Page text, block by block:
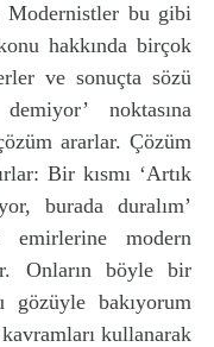
Modernistler bu gibi
hakkında birçok
ve sonuçta sözü
noktasına
ararlar. Çözüm
Bir kısmı ‘Artık
burada duralım’
emirlerine modern
Onların böyle bir
gözüyle bakıyorum
kullanarak